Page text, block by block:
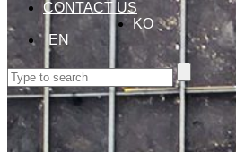
CONTACT US
KO
EN